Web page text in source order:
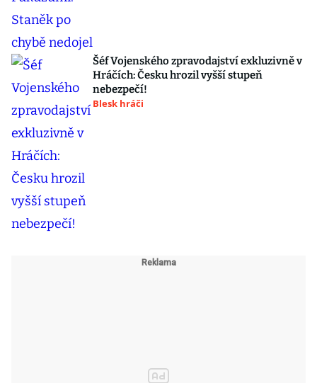
Šéf Vojenského zpravodajství exkluzivně v
Hráčích: Česku hrozil vyšší stupeň
nebezpečí!
Blesk hráči